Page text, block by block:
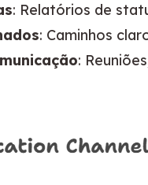
: Relatórios de
: Caminhos
: